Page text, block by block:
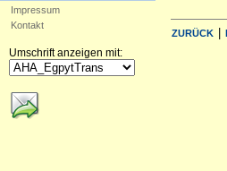
Impressum
Kontakt
Umschrift anzeigen mit:
ZURÜCK |